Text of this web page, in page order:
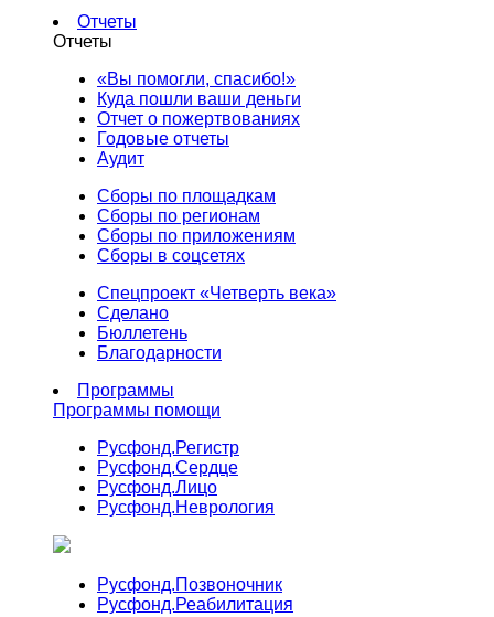
Отчеты
Отчеты
«Вы помогли, спасибо!»
Куда пошли ваши деньги
Отчет о пожертвованиях
Годовые отчеты
Аудит
Сборы по площадкам
Сборы по регионам
Сборы по приложениям
Сборы в соцсетях
Спецпроект «Четверть века»
Сделано
Бюллетень
Благодарности
Программы
Программы помощи
Русфонд.Регистр
Русфонд.Сердце
Русфонд.Лицо
Русфонд.Неврология
Русфонд.Позвоночник
Русфонд.Реабилитация